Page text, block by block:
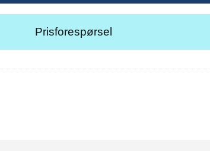
Prisforespørsel